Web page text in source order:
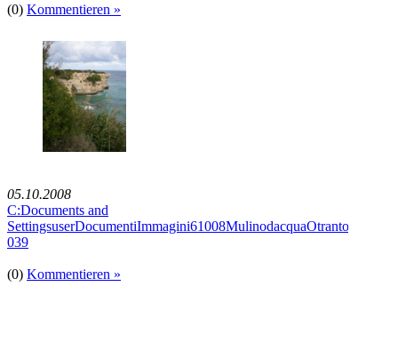
(0) Kommentieren »
05.10.2008
C:Documents and
039
(0) Kommentieren »